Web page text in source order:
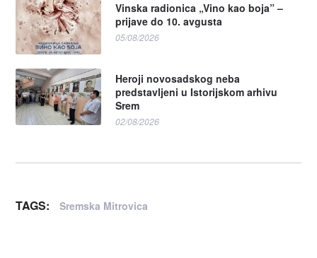
Vinska radionica „Vino kao boja” –
prijave do 10. avgusta
05/08/2026
Heroji novosadskog neba
predstavljeni u Istorijskom arhivu
Srem
02/08/2026
TAGS: Sremska Mitrovica